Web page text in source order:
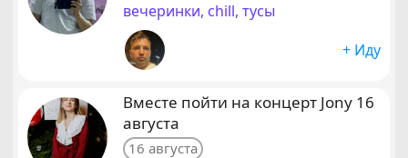
вечеринки, chill, тусы
+ Иду
Вместе пойти на концерт Jony 16
августа
16 августа